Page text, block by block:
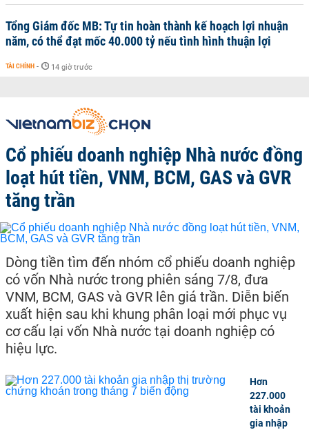
Tổng Giám đốc MB: Tự tin hoàn thành kế hoạch lợi nhuận
năm, có thể đạt mốc 40.000 tỷ nếu tình hình thuận lợi
TÀI CHÍNH - 14 giờ trước
Cổ phiếu doanh nghiệp Nhà nước đồng
loạt hút tiền, VNM, BCM, GAS và GVR
tăng trần
Dòng tiền tìm đến nhóm cổ phiếu doanh nghiệp
có vốn Nhà nước trong phiên sáng 7/8, đưa
VNM, BCM, GAS và GVR lên giá trần. Diễn biến
xuất hiện sau khi khung phân loại mới phục vụ
cơ cấu lại vốn Nhà nước tại doanh nghiệp có
hiệu lực.
Hơn
227.000
tài khoản
gia nhập